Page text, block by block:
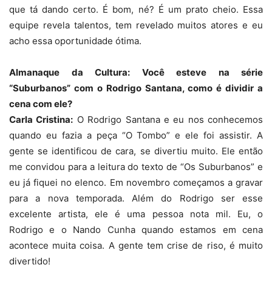
que tá dando certo. É bom, né? É um prato cheio. Essa
equipe revela talentos, tem revelado muitos atores e eu
acho essa oportunidade ótima.
Almanaque da Cultura: Você esteve na série
“Suburbanos” com o Rodrigo Santana, como é dividir a
cena com ele?
Carla Cristina: O Rodrigo Santana e eu nos conhecemos
quando eu fazia a peça “O Tombo” e ele foi assistir. A
gente se identificou de cara, se divertiu muito. Ele então
me convidou para a leitura do texto de “Os Suburbanos” e
eu já fiquei no elenco. Em novembro começamos a gravar
para a nova temporada. Além do Rodrigo ser esse
excelente artista, ele é uma pessoa nota mil. Eu, o
Rodrigo e o Nando Cunha quando estamos em cena
acontece muita coisa. A gente tem crise de riso, é muito
divertido!